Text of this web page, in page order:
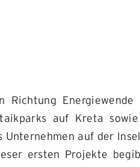
auf Kreta
Unternehmen auf der
ersten Projekte